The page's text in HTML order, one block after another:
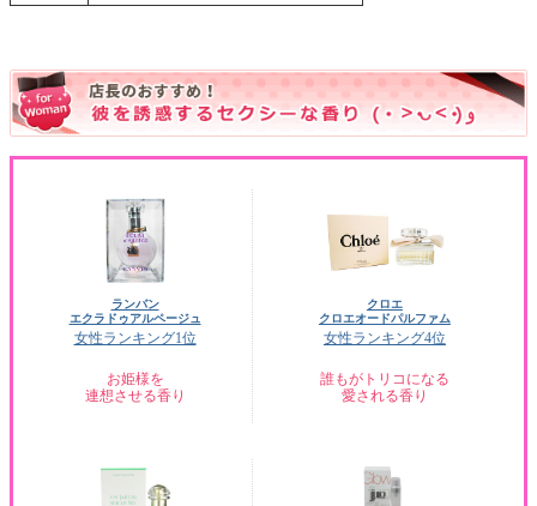
ランバン
エクラドゥアルページュ
女性ランキング1位
お姫様を
連想させる香り
クロエ
クロエオードパルファム
女性ランキング4位
誰もがトリコになる
愛される香り